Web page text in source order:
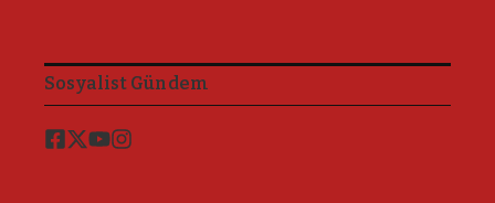
Sosyalist Gündem